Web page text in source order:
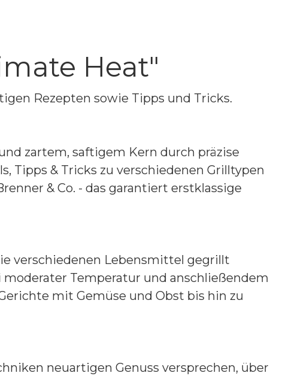
Heat"
Rezepten sowie Tipps und Tricks.
zartem, saftigem Kern durch präzise
Tipps & Tricks zu verschiedenen Grilltypen
& Co. - das garantiert erstklassige
verschiedenen Lebensmittel gegrillt
Temperatur und anschließendem
mit Gemüse und Obst bis hin zu
neuartigen Genuss versprechen, über